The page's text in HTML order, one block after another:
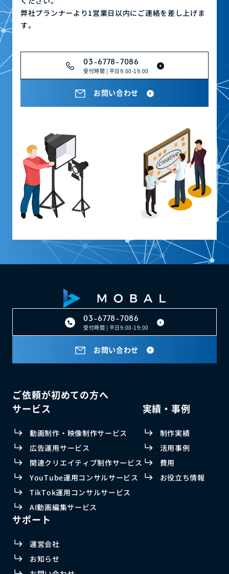
弊社プランナーより1営業日以内にご連絡を差し上げま
す。
03-6778-7086
受付時間 | 平日9:00-19:00
お問い合わせ
03-6778-7086
受付時間 | 平日9:00-19:00
お問い合わせ
ご依頼が初めての方へ
サービス
動画制作・映像制作サービス
広告運用サービス
関連クリエイティブ制作サービス
YouTube運用コンサルサービス
TikTok運用コンサルサービス
AI動画編集サービス
実績・事例
制作実績
活用事例
費用
お役立ち情報
サポート
運営会社
お知らせ